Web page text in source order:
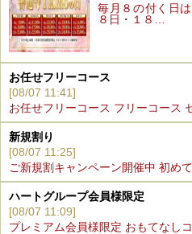
毎月８の付く日
８日・１８…
お任せフリーコース
[08/07 11:41]
お任せフリーコース フリーコース
新規割り
[08/07 11:25]
ご新規割キャンペーン開催中 初め
ハートグループ会員様限定
[08/07 11:09]
プレミアム会員様限定 おもてなし